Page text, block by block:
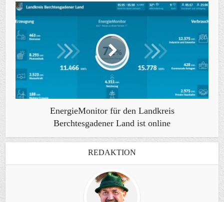
EnergieMonitor für den Landkreis
Berchtesgadener Land ist online
REDAKTION